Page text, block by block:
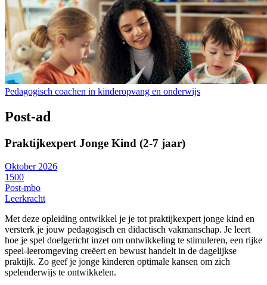
Pedagogisch coachen in kinderopvang en onderwijs
Post-ad
Praktijkexpert Jonge Kind (2-7 jaar)
Oktober 2026
1500
Post-mbo
Leerkracht
Met deze opleiding ontwikkel je je tot praktijkexpert jonge kind en
versterk je jouw pedagogisch en didactisch vakmanschap. Je leert
hoe je spel doelgericht inzet om ontwikkeling te stimuleren, een rijke
speel-leeromgeving creëert en bewust handelt in de dagelijkse
praktijk. Zo geef je jonge kinderen optimale kansen om zich
spelenderwijs te ontwikkelen.